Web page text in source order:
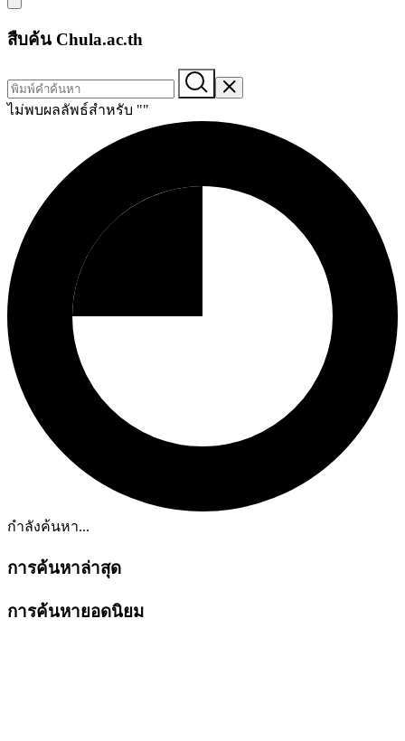
สืบค้น Chula.ac.th
ไม่พบผลลัพธ์สำหรับ ""
กำลังค้นหา...
การค้นหาล่าสุด
การค้นหายอดนิยม